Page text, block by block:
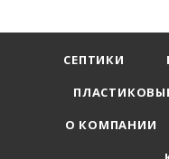
СЕПТИКИ
О КОМПАНИИ